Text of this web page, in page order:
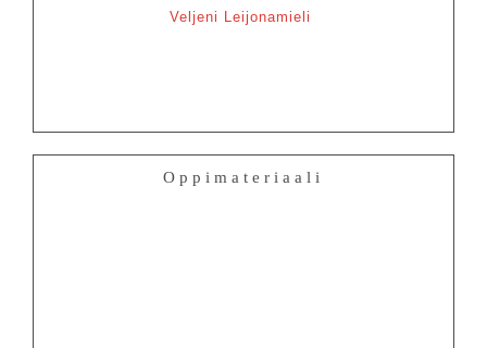
Veljeni Leijonamieli
Oppimateriaali